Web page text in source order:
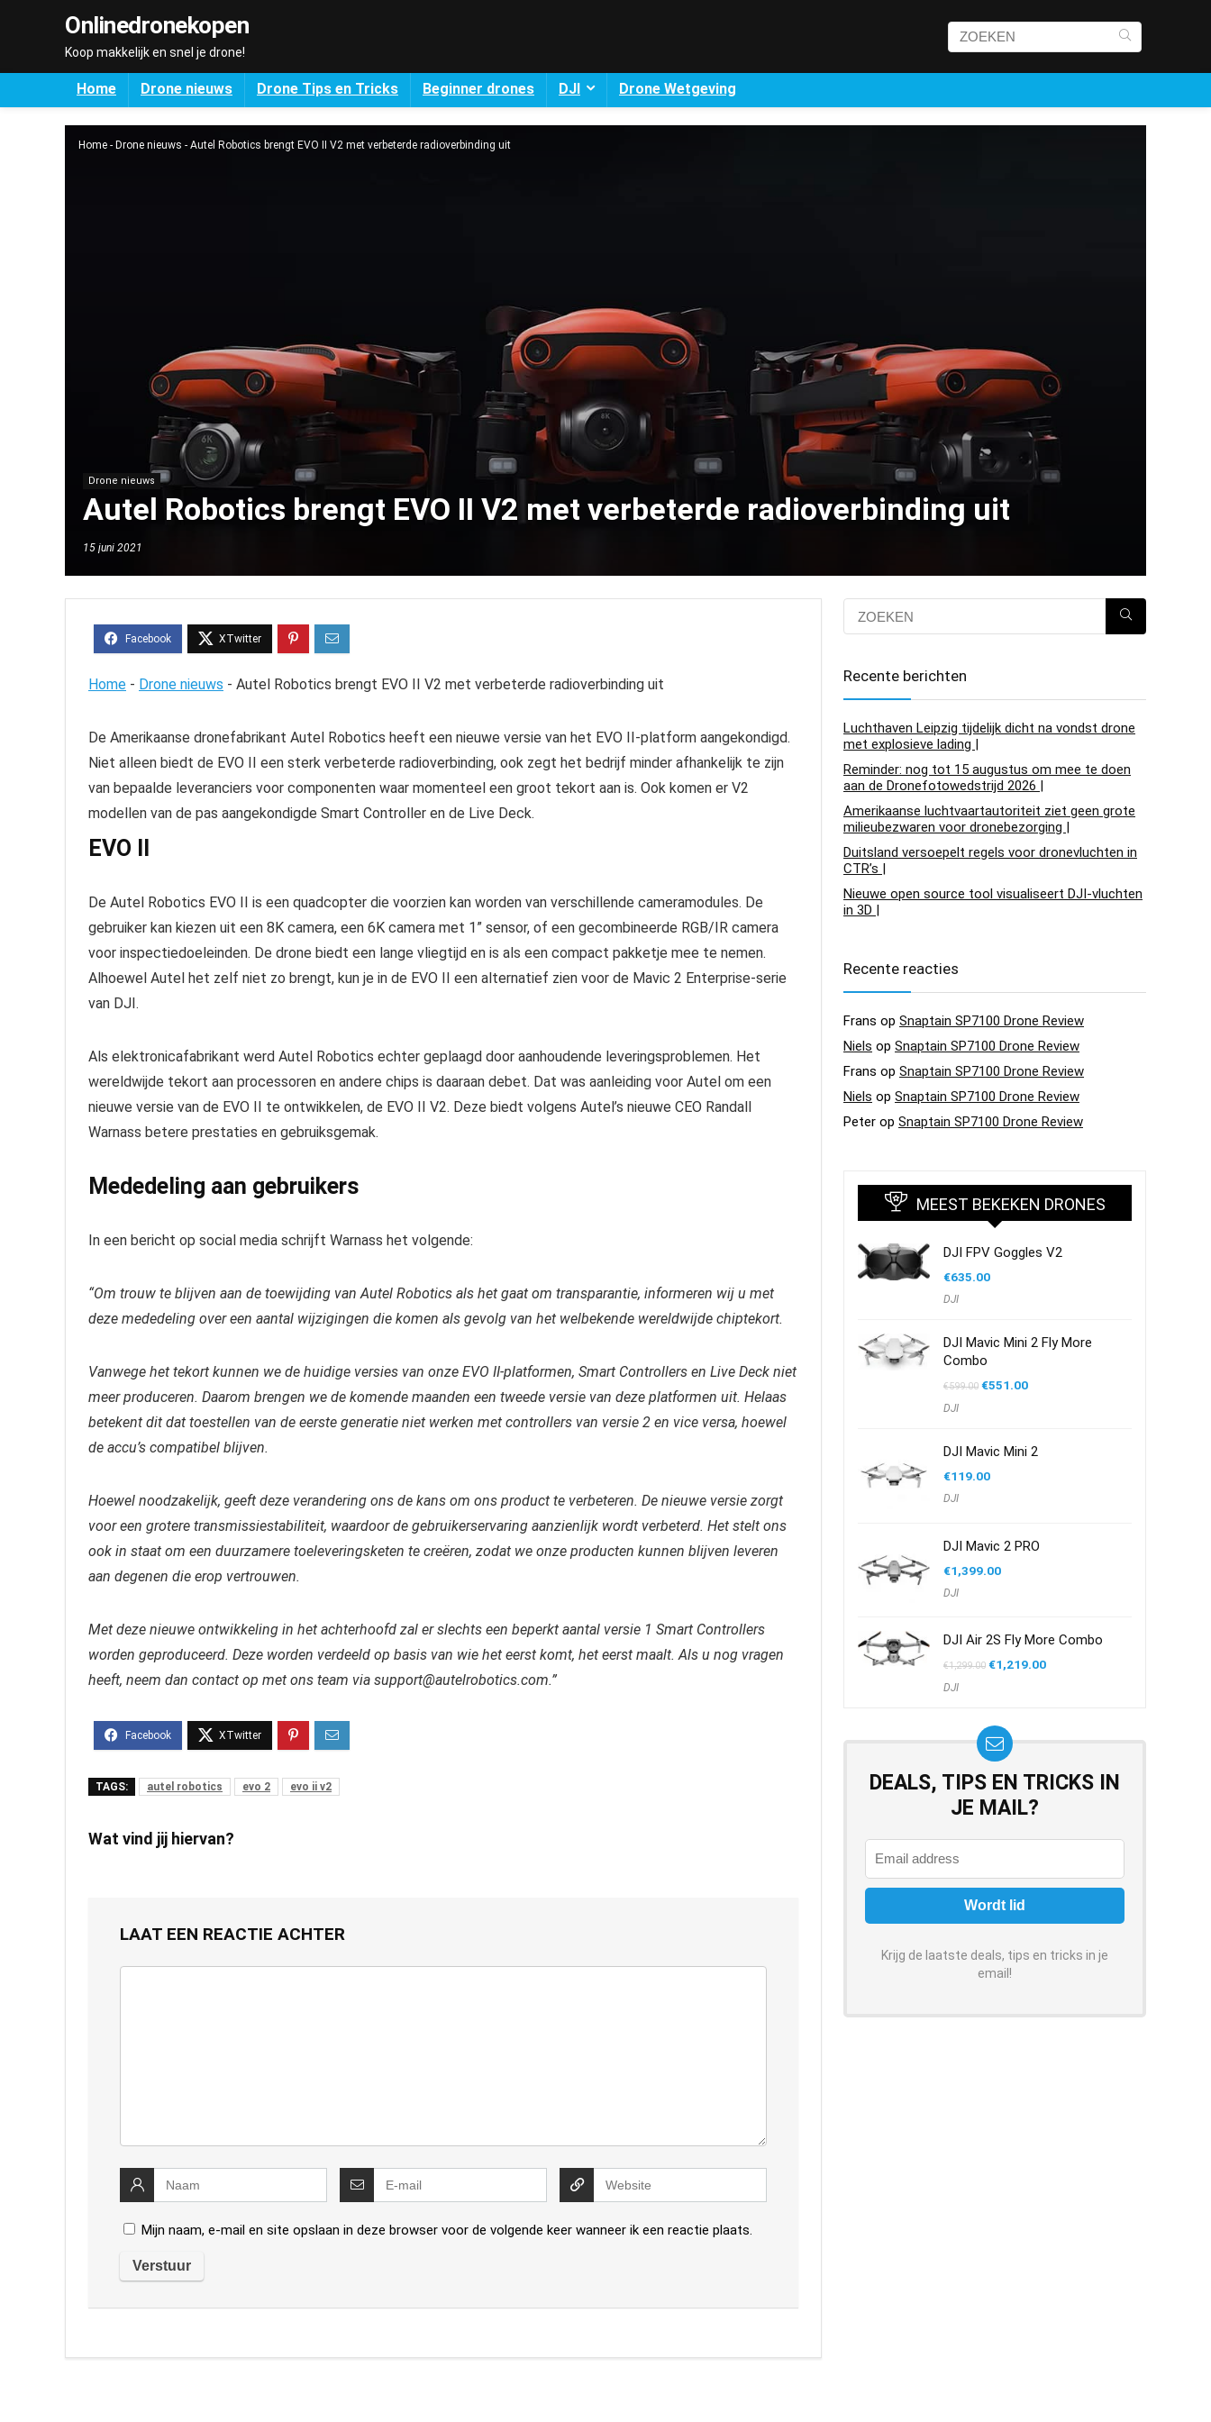
Onlinedronekopen
Koop makkelijk en snel je drone!
Home Drone nieuws Drone Tips en Tricks Beginner drones DJI Drone Wetgeving
Home - Drone nieuws - Autel Robotics brengt EVO II V2 met verbeterde radioverbinding uit
Drone nieuws
Autel Robotics brengt EVO II V2 met verbeterde radioverbinding uit
15 juni 2021
Home - Drone nieuws - Autel Robotics brengt EVO II V2 met verbeterde radioverbinding uit
De Amerikaanse dronefabrikant Autel Robotics heeft een nieuwe versie van het EVO II-platform aangekondigd.
Niet alleen biedt de EVO II een sterk verbeterde radioverbinding, ook zegt het bedrijf minder afhankelijk te zijn
van bepaalde leveranciers voor componenten waar momenteel een groot tekort aan is. Ook komen er V2
modellen van de pas aangekondigde Smart Controller en de Live Deck.
EVO II
De Autel Robotics EVO II is een quadcopter die voorzien kan worden van verschillende cameramodules. De
gebruiker kan kiezen uit een 8K camera, een 6K camera met 1” sensor, of een gecombineerde RGB/IR camera
voor inspectiedoeleinden. De drone biedt een lange vliegtijd en is als een compact pakketje mee te nemen.
Alhoewel Autel het zelf niet zo brengt, kun je in de EVO II een alternatief zien voor de Mavic 2 Enterprise-serie
van DJI.
Als elektronicafabrikant werd Autel Robotics echter geplaagd door aanhoudende leveringsproblemen. Het
wereldwijde tekort aan processoren en andere chips is daaraan debet. Dat was aanleiding voor Autel om een
nieuwe versie van de EVO II te ontwikkelen, de EVO II V2. Deze biedt volgens Autel’s nieuwe CEO Randall
Warnass betere prestaties en gebruiksgemak.
Mededeling aan gebruikers
In een bericht op social media schrijft Warnass het volgende:
“Om trouw te blijven aan de toewijding van Autel Robotics als het gaat om transparantie, informeren wij u met
deze mededeling over een aantal wijzigingen die komen als gevolg van het welbekende wereldwijde chiptekort.
Vanwege het tekort kunnen we de huidige versies van onze EVO II-platformen, Smart Controllers en Live Deck niet
meer produceren. Daarom brengen we de komende maanden een tweede versie van deze platformen uit. Helaas
betekent dit dat toestellen van de eerste generatie niet werken met controllers van versie 2 en vice versa, hoewel
de accu’s compatibel blijven.
Hoewel noodzakelijk, geeft deze verandering ons de kans om ons product te verbeteren. De nieuwe versie zorgt
voor een grotere transmissiestabiliteit, waardoor de gebruikerservaring aanzienlijk wordt verbeterd. Het stelt ons
ook in staat om een duurzamere toeleveringsketen te creëren, zodat we onze producten kunnen blijven leveren
aan degenen die erop vertrouwen.
Met deze nieuwe ontwikkeling in het achterhoofd zal er slechts een beperkt aantal versie 1 Smart Controllers
worden geproduceerd. Deze worden verdeeld op basis van wie het eerst komt, het eerst maalt. Als u nog vragen
heeft, neem dan contact op met ons team via support@autelrobotics.com.”
TAGS: autel robotics evo 2 evo ii v2
Wat vind jij hiervan?
LAAT EEN REACTIE ACHTER
Mijn naam, e-mail en site opslaan in deze browser voor de volgende keer wanneer ik een reactie plaats.
Recente berichten
Luchthaven Leipzig tijdelijk dicht na vondst drone
met explosieve lading |
Reminder: nog tot 15 augustus om mee te doen
aan de Dronefotowedstrijd 2026 |
Amerikaanse luchtvaartautoriteit ziet geen grote
milieubezwaren voor dronebezorging |
Duitsland versoepelt regels voor dronevluchten in
CTR’s |
Nieuwe open source tool visualiseert DJI-vluchten
in 3D |
Recente reacties
Frans op Snaptain SP7100 Drone Review
Niels op Snaptain SP7100 Drone Review
Frans op Snaptain SP7100 Drone Review
Niels op Snaptain SP7100 Drone Review
Peter op Snaptain SP7100 Drone Review
MEEST BEKEKEN DRONES
DJI FPV Goggles V2
€635.00
DJI
DJI Mavic Mini 2 Fly More
Combo
€599.00 Oorspronkelijke
€551.00Huidige
DJI
DJI Mavic Mini 2
€119.00
DJI
DJI Mavic 2 PRO
€1,399.00
DJI
DJI Air 2S Fly More Combo
€1,299.00 Oorspronkelijke
€1,219.00Huidige
DJI
DEALS, TIPS EN TRICKS IN
JE MAIL?
Krijg de laatste deals, tips en tricks in je
email!